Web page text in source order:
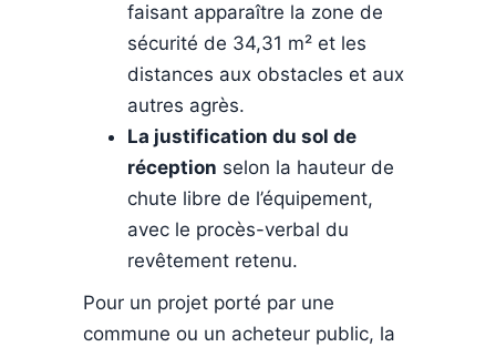
faisant apparaître la zone de
sécurité de 34,31 m² et les
distances aux obstacles et aux
autres agrès.
La justification du sol de
réception selon la hauteur de
chute libre de l’équipement,
avec le procès-verbal du
revêtement retenu.
Pour un projet porté par une
commune ou un acheteur public, la